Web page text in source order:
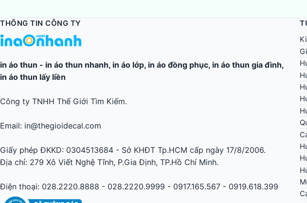
THÔNG TIN CÔNG TY
in áo thun - in áo thun nhanh, in áo lớp, in áo đồng phục, in áo thun gia đình,
in áo thun lấy liền
Công ty TNHH Thế Giới Tìm Kiếm.
Email: in@thegioidecal.com
Giấy phép ĐKKD: 0304513684 - Sở KHĐT Tp.HCM cấp ngày 17/8/2006.
Địa chỉ: 279 Xô Viết Nghệ Tĩnh, P.Gia Định, TP.Hồ Chí Minh.
Điện thoại: 028.2220.8888 - 028.2220.9999 - 0917.165.567 - 0919.618.399